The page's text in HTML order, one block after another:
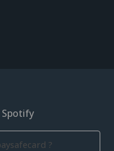
Spotify
?